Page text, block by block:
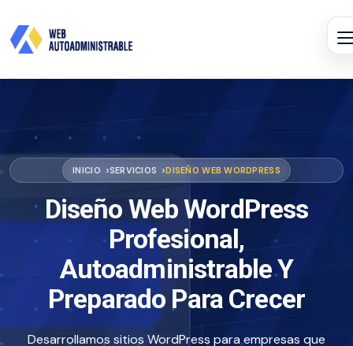
INICIO SERVICIOS DISEÑO WEB WORDPRESS
Diseño Web WordPress
Profesional,
Autoadministrable Y
Preparado Para Crecer
Desarrollamos sitios WordPress para empresas que